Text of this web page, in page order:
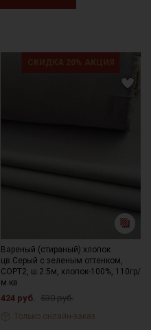
Вареный (стираный) хлопок
цв.Серый с зеленым оттенком,
СОРТ2, ш.2.5м, хлопок-100%, 110гр/
м.кв
424 руб. 530 руб.
Только онлайн-заказ